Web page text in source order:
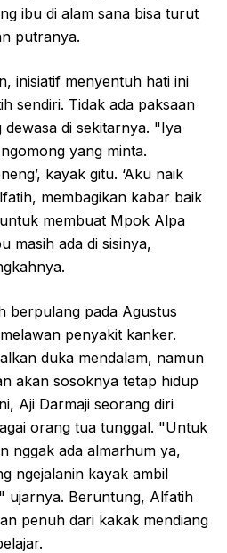
ibu di alam sana bisa turut
putranya.
inisiatif menyentuh hati ini
sendiri. Tidak ada paksaan
di sekitarnya. "Iya
yang minta.
kayak gitu. ‘Aku naik
membagikan kabar baik
membuat Mpok Alpa
masih ada di sisinya,
berpulang pada Agustus
penyakit kanker.
duka mendalam, namun
akan sosoknya tetap hidup
Aji Darmaji seorang diri
orang tua tunggal. "Untuk
nggak ada almarhum ya,
ngejalanin kayak ambil
ujarnya. Beruntung, Alfatih
penuh dari kakak mendiang